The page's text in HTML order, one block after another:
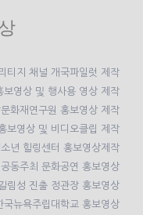
티지 채널 개국파일럿 제작
영상 및 행사용 영상 제작
화재연구원 홍보영상 제작
보영상 및 비디오클립 제작
년 힐링센터 홍보영상제작
동주최 문화공연 홍보영상
림성 진출 정관장 홍보영상
국뉴욕주립대학교 홍보영상